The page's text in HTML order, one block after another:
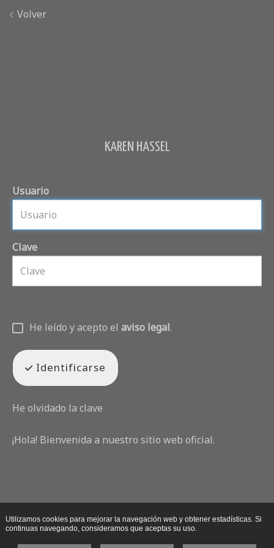
Volver
KAREN HASSEL
Usuario
Clave
He leído y acepto el aviso legal.
Identificarse
He olvidado la clave
¡Hola! Bienvenida a nuestro sitio web oficial.
Utilizamos cookies para mejorar la navegación web y obtener estadísticas. Si
continuas navegando, consideramos que aceptas su uso.